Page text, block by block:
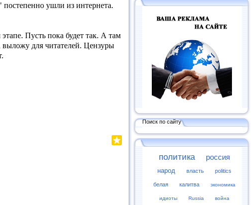
постепенно ушли из интернета.
Пусть пока будет так. А там
выложу для читателей. Цензуры
Поиск по сайту
политика россия
народ власть politics
белая калитва экономика
идиоты Russia война